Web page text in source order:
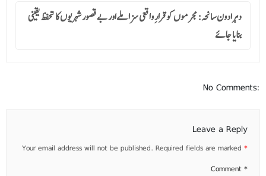
دہرادون سانحہ: مجرموں کو قرارِ واقعی سزا ملےاور بے قصور شہریوں کا تحفظ یقینی
بنایا جائے
No Comments:
Leave a Reply
Your email address will not be published. Required fields are marked *
Comment *